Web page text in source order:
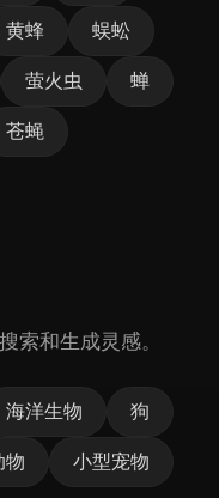
黄蜂 蜈蚣
萤火虫 蝉
苍蝇
索和生成灵感。
海洋生物 狗
物 小型宠物